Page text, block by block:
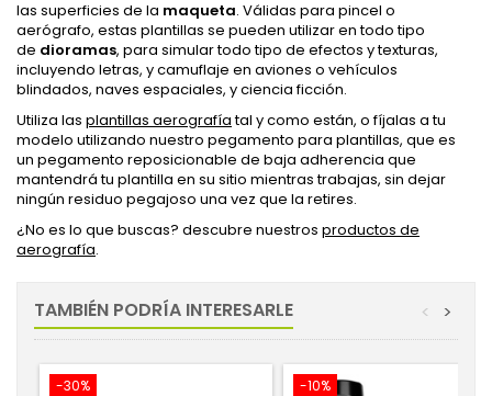
las superficies de la maqueta. Válidas para pincel o
aerógrafo, estas plantillas se pueden utilizar en todo tipo
de dioramas, para simular todo tipo de efectos y texturas,
incluyendo letras, y camuflaje en aviones o vehículos
blindados, naves espaciales, y ciencia ficción.
Utiliza las plantillas aerografíatal y como están, o fíjalas a tu
modelo utilizando nuestro pegamento para plantillas, que es
un pegamento reposicionable de baja adherencia que
mantendrá tu plantilla en su sitio mientras trabajas, sin dejar
ningún residuo pegajoso una vez que la retires.
¿No es lo que buscas? descubre nuestros productos de
aerografía.
TAMBIÉN PODRÍA INTERESARLE >
<
-30% -10%